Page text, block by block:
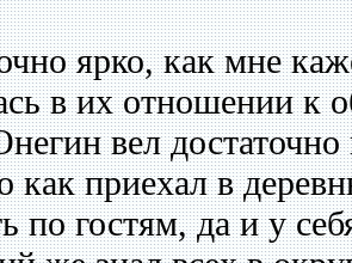
ярко, как мне
в их отношении к
вел
как приехал в
по гостям, да и у